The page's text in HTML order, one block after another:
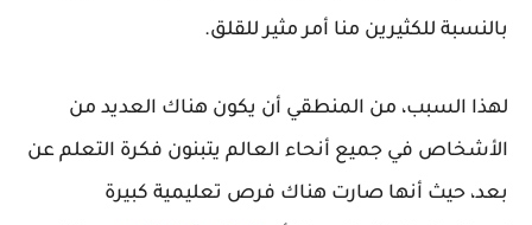
بالنسبة للكثيرين منا أمر مثير للقلق.
لهذا السبب، من المنطقي أن يكون هناك العديد من
الأشخاص في جميع أنحاء العالم يتبنون فكرة التعلم عن
بعد، حيث أنها صارت هناك فرص تعليمية كبيرة